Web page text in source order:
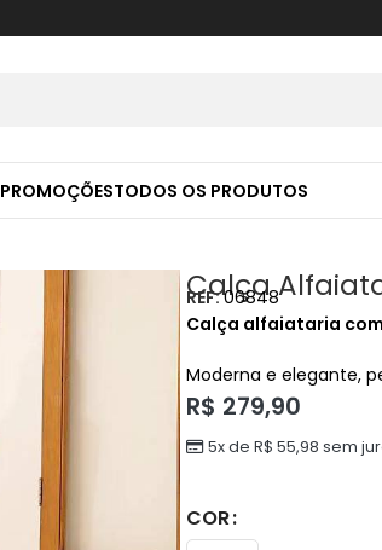
PROMOÇÕESTODOS OS PRODUTOS
Calça
REF:06848
Calça alfaiataria
Moderna e elegante,
R$ 279,90
5x de R$ 55,98 sem
COR